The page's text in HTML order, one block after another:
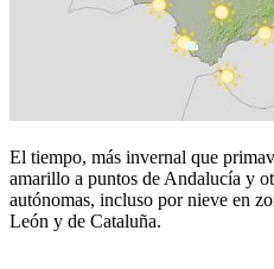
El tiempo, más invernal que
amarillo a puntos de Andalucía y
autónomas, incluso por nieve en
León y de Cataluña.